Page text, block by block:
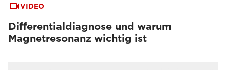
VIDEO
Differentialdiagnose und warum
Magnetresonanz wichtig ist